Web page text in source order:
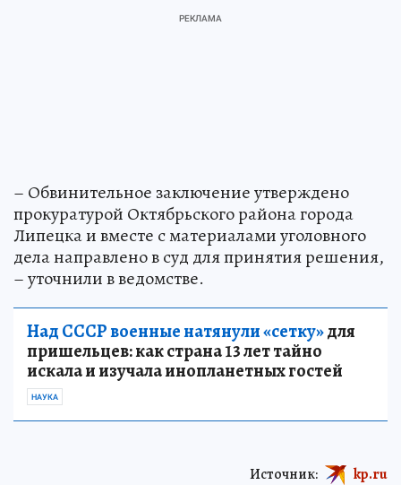
– Обвинительное заключение утверждено
прокуратурой Октябрьского района города
Липецка и вместе с материалами уголовного
дела направлено в суд для принятия решения,
– уточнили в ведомстве.
Над СССР военные натянули «сетку»для
пришельцев: как страна 13 лет тайно
искала и изучала инопланетных гостей
НАУКА
Источник: kp.ru